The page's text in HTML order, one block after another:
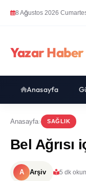
8 Ağustos 2026
Yazar Haber
Anasayfa
Anasayfa SAĞLIK
Bel Ağrısı
A Arşiv 5 dk